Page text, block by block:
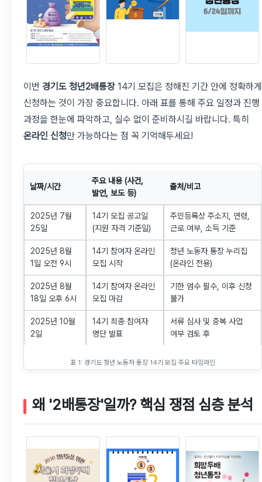
이번 경기도 청년2배통장 14기 모집은 정해진 기간 안에 정확하게
신청하는 것이 가장 중요합니다. 아래 표를 통해 주요 일정과 진행
과정을 한눈에 파악하고, 실수 없이 준비하시길 바랍니다. 특히
온라인 신청만 가능하다는 점 꼭 기억해두세요!
날짜/시간
주요 내용 (사건,
발언, 보도 등)
출처/비고
2025년 7월
25일
14기 모집 공고일
(지원 자격 기준일)
주민등록상 주소지, 연령,
근로 여부, 소득 기준
2025년 8월
1일 오전 9시
14기 참여자 온라인
모집 시작
청년 노동자 통장 누리집
(온라인 전용)
2025년 8월
18일 오후 6시
14기 참여자 온라인
모집 마감
기한 엄수 필수, 이후 신청
불가
2025년 10월
2일
14기 최종 참여자
명단 발표
서류 심사 및 중복 사업
여부 검토 후
표 1: 경기도 청년 노동자 통장 14기 모집 주요 타임라인
왜 '2배통장'일까? 핵심 쟁점 심층 분석